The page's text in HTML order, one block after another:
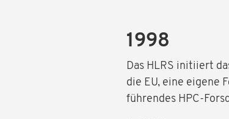
1998
Das HLRS initiiert
die EU, eine eigene
führendes HPC-